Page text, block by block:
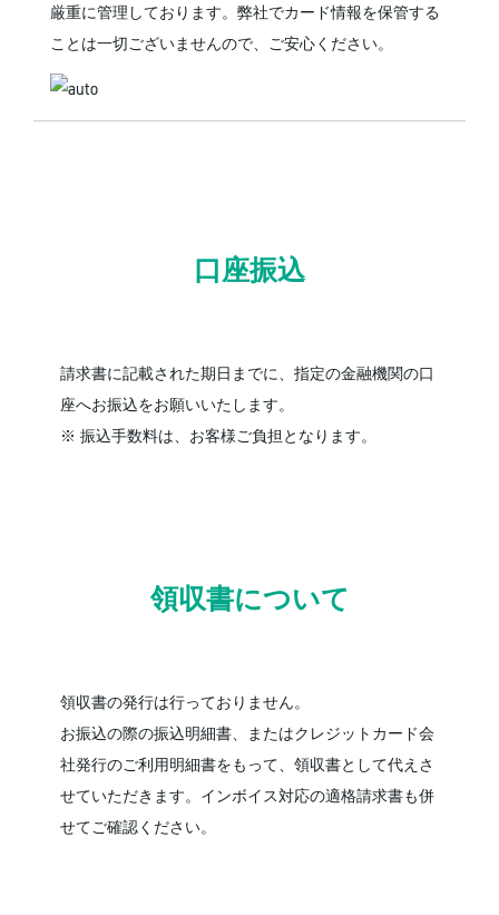
厳重に管理しております。弊社でカード情報を保管する
ことは一切ございませんので、ご安心ください。
口座振込
請求書に記載された期日までに、指定の金融機関の口
座へお振込をお願いいたします。
※ 振込手数料は、お客様ご負担となります。
領収書について
領収書の発行は行っておりません。
お振込の際の振込明細書、またはクレジットカード会
社発行のご利用明細書をもって、領収書として代えさ
せていただきます。インボイス対応の適格請求書も併
せてご確認ください。